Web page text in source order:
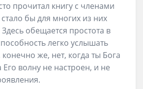
прочитал книгу с членами
бы для многих из них
обещается простота в
легко услышать
же, нет, когда ты Бога
волну не настроен, и не